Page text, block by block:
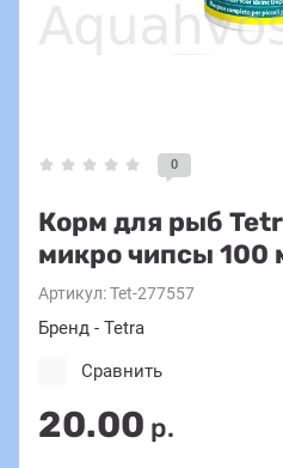
0
Корм для рыб
микро чипсы 100
Артикул:Tet-277557
Бренд - Tetra
20.00 р.
Сравнить